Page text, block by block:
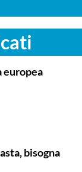
europea
bisogna